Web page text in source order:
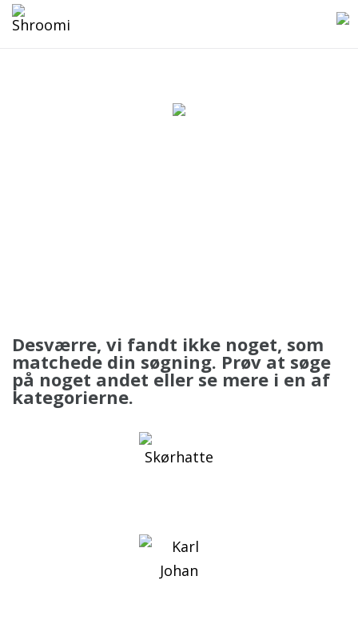
Desværre, vi fandt ikke noget, som
matchede din søgning. Prøv at søge
på noget andet eller se mere i en af
kategorierne.